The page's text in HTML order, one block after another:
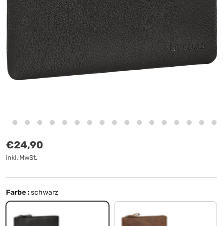
Normaler Preis
€24,90
inkl. MwSt.
Farbe :schwarz